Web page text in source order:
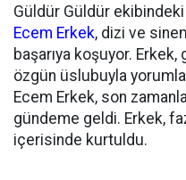
Güldür Güldür
Ecem Erkek, dizi ve
başarıya koşuyor.
özgün üslubuyla
Ecem Erkek, son
gündeme geldi. Erkek,
içerisinde kurtuldu.